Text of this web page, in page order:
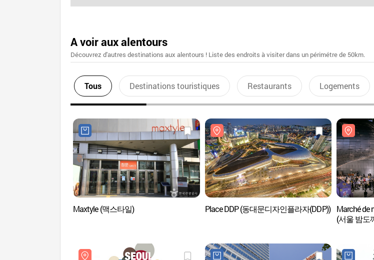
A voir aux alentours
Découvrez d'autres destinations aux alentours ! Liste des endroits à visiter dans un périmétre de 50km.
Tous Destinations touristiques Restaurants Logements
Maxtyle (맥스타일) Place DDP (동대문디자인플라자(DDP))
Marché de
(서울 밤도